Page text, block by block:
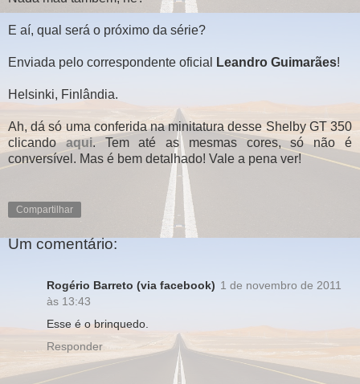
E aí, qual será o próximo da série?
Enviada pelo correspondente oficial Leandro Guimarães!
Helsinki, Finlândia.
Ah, dá só uma conferida na minitatura desse Shelby GT 350
clicandoaqui. Tem até as mesmas cores, só não é
conversível. Mas é bem detalhado! Vale a pena ver!
Compartilhar
Um comentário:
Rogério Barreto (via facebook) 1 de novembro de 2011
às 13:43
Esse é o brinquedo.
Responder